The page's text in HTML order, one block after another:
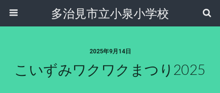
多治見市立小泉小学校
2025年9月14日
こいずみワクワクまつり2025